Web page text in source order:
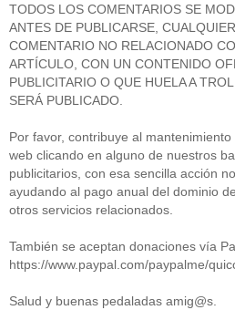
TODOS LOS COMENTARIOS SE
ANTES DE PUBLICARSE, CUALQUIER
COMENTARIO NO RELACIONADO
ARTÍCULO, CON UN CONTENIDO
PUBLICITARIO O QUE HUELA A
SERÁ PUBLICADO.
Por favor, contribuye al mantenimiento
web clicando en alguno de nuestros
publicitarios, con esa sencilla acción
ayudando al pago anual del dominio
otros servicios relacionados.
También se aceptan donaciones vía
https://www.paypal.com/paypalme/
Salud y buenas pedaladas amig@s.